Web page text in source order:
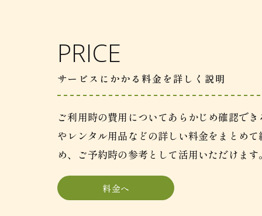
PRICE
サービスにかかる料金を詳しく説明
ご利用時の費用についてあらかじめ確認で
やレンタル用品などの詳しい料金をまとめ
め、ご予約時の参考として活用いただけます
料金へ